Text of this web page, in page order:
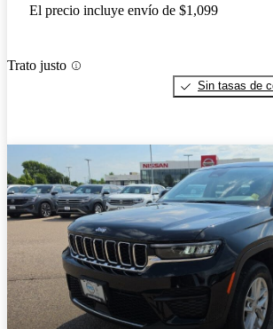
El precio incluye envío de $1,099
Trato justo
Sin tasas de